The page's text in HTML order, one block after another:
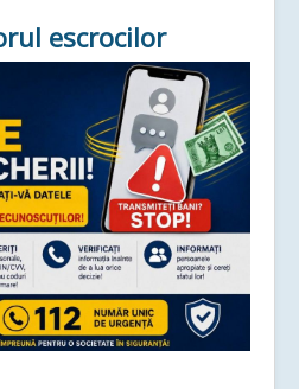
escrocilor